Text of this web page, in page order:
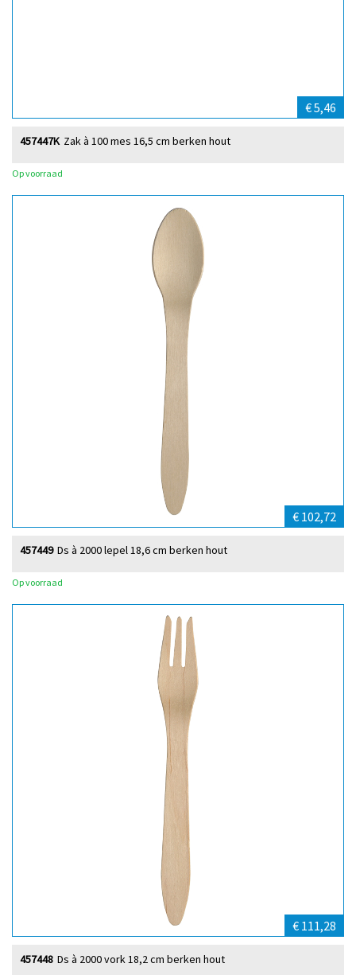
€ 5,46
Zak à 100 mes 16,5 cm berken hout
457447K
Op voorraad
€ 102,72
Ds à 2000 lepel 18,6 cm berken hout
457449
Op voorraad
€ 111,28
Ds à 2000 vork 18,2 cm berken hout
457448